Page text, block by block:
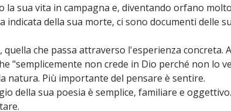
la sua vita in campagna e, diventando orfano
indicata della sua morte, ci sono documenti delle
quella che passa attraverso l'esperienza concreta.
"semplicemente non crede in Dio perché non lo
natura. Più importante del pensare è sentire.
della sua poesia è semplice, familiare e